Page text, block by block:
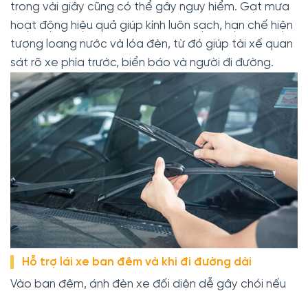
trong vài giây cũng có thể gây nguy hiểm. Gạt mưa
hoạt động hiệu quả giúp kính luôn sạch, hạn chế hiện
tượng loang nước và lóa đèn, từ đó giúp tài xế quan
sát rõ xe phía trước, biển báo và người đi đường.
Hỗ trợ lái xe ban đêm và khi đi đường dài
Vào ban đêm, ánh đèn xe đối diện dễ gây chói nếu